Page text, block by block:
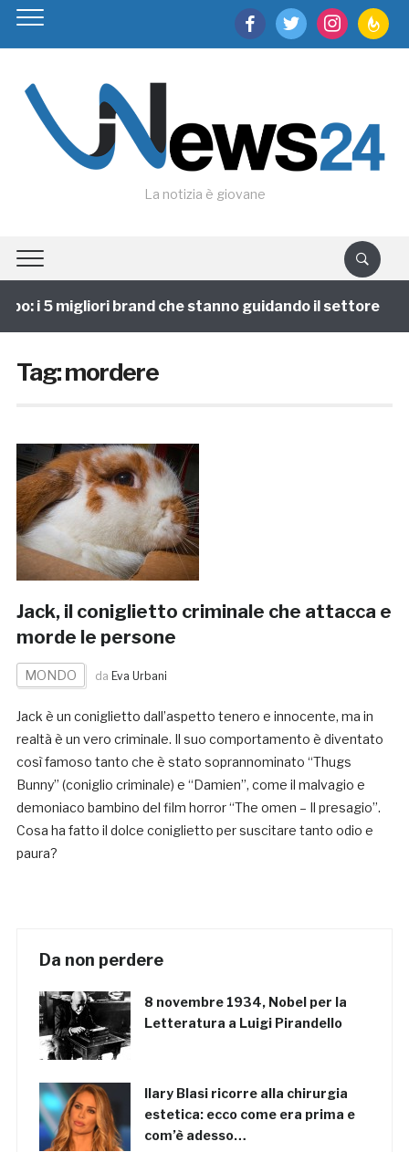
facebooktwitter instagram
La notizia è giovane
i 5 migliori brand che stanno guidando il settore
Tag:mordere
Jack, il coniglietto criminale che attacca e
morde le persone
MONDO da Eva Urbani
Jack è un coniglietto dall’aspetto tenero e innocente, ma in
realtà è un vero criminale. Il suo comportamento è diventato
così famoso tanto che è stato soprannominato “Thugs
Bunny” (coniglio criminale) e “Damien”, come il malvagio e
demoniaco bambino del film horror “The omen – Il presagio”.
Cosa ha fatto il dolce coniglietto per suscitare tanto odio e
paura?
Da non perdere
8 novembre 1934, Nobel per la
Letteratura a Luigi Pirandello
Ilary Blasi ricorre alla chirurgia
estetica: ecco come era prima e
com’è adesso…